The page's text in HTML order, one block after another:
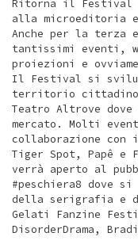
Ritorna il Festival
alla microeditoria
Anche per la terza
tantissimi eventi,
proiezioni e
Il Festival si
territorio
Teatro Altrove
mercato. Molti
collaborazione con i
Tiger Spot, Papê e
verrà aperto al
#peschiera8 dove
della serigrafia e
Gelati Fanzine
DisorderDrama,